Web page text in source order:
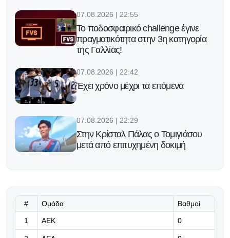
07.08.2026 | 22:55
Το ποδοσφαιρικό challenge έγινε
πραγματικότητα στην 3η κατηγορία
της Γαλλίας!
07.08.2026 | 22:42
Έχει χρόνο μέχρι τα επόμενα
07.08.2026 | 22:29
Στην Κρίσταλ Πάλας ο Τομιγιάσου
μετά από επιτυχημένη δοκιμή
Η Γαλατασαράι πάει για το
# Ομάδα Βαθμοί
1 ΑΕΚ 0